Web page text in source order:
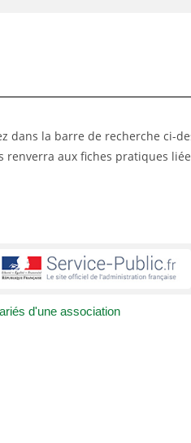
la barre de recherche ci-
renverra aux fiches pratiques
d'une association